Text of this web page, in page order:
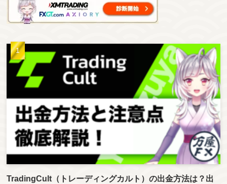
TradingCult（トレーディングカルト）の出金方法は？出